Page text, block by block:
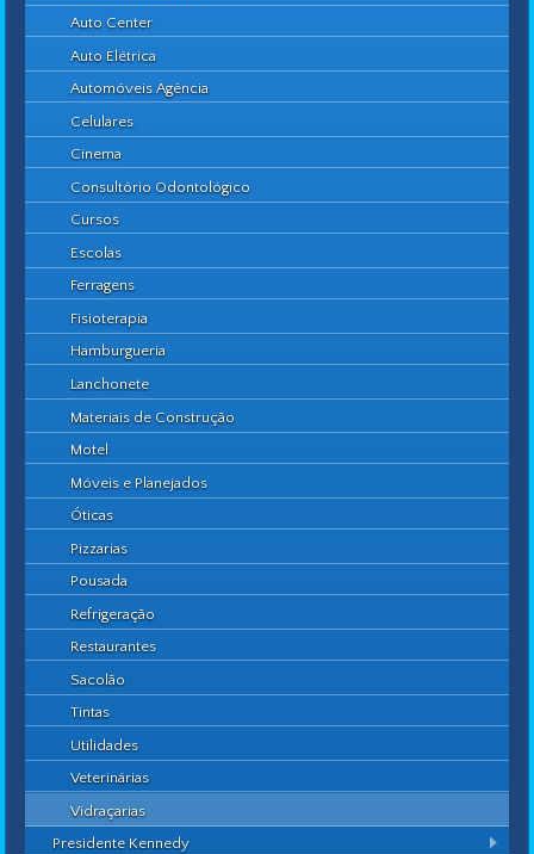
Auto Center
Auto Elétrica
Automóveis Agência
Celulares
Cinema
Consultório Odontológico
Cursos
Escolas
Ferragens
Fisioterapia
Hamburgueria
Lanchonete
Materiais de Construção
Motel
Móveis e Planejados
Óticas
Pizzarias
Pousada
Refrigeração
Restaurantes
Sacolão
Tintas
Utilidades
Veterinárias
Vidraçarias
Presidente Kennedy